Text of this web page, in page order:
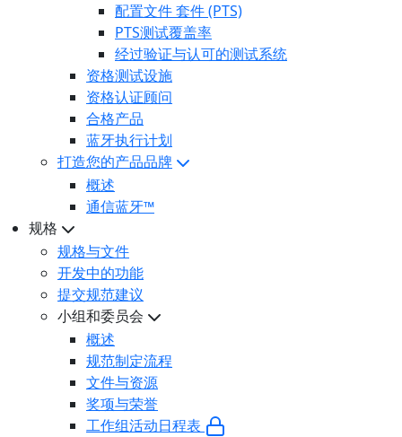
配置文件 套件 (PTS)
PTS测试覆盖率
经过验证与认可的测试系统
资格测试设施
资格认证顾问
合格产品
蓝牙执行计划
打造您的产品品牌
概述
通信蓝牙™
规格
规格与文件
开发中的功能
提交规范建议
小组和委员会
概述
规范制定流程
文件与资源
奖项与荣誉
工作组活动日程表